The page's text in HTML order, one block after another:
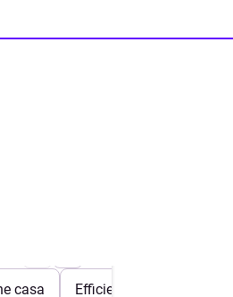
casa
Efficientamento